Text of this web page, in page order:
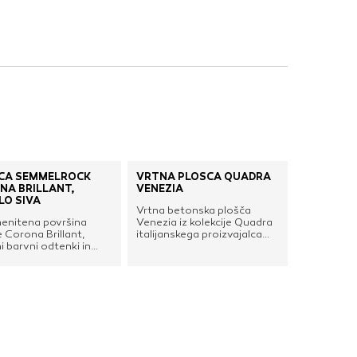
SEMMELROCK
BRILLANT,
SIVA
površina
Corona Brillant,
barvni odtenki in
VRTNA PLOŠČA QUADRA
VENEZIA
Vrtna betonska plošča
Venezia iz kolekcije Quadra
italijanskega proizvajalca